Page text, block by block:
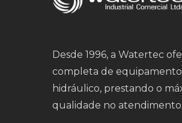
Desde 1996, a Watertec
completa de
hidráulico, prestando o
qualidade no atendimento.